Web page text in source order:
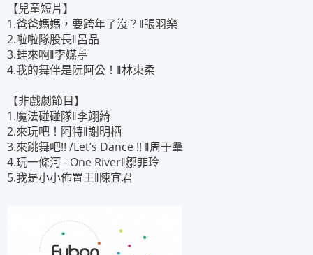
【兒童短片】
1.爸爸媽媽，要跨年了沒？‖張羽樂
2.啦啦隊股長‖呂品
3.蛙來啊‖李嬿葶
4.我的舞伴是阮阿公！‖林束柔
【非戲劇節目】
1.魔法碰碰隊‖李翊綺
2.來玩吧！阿特‖謝明栖
3.來跳舞吧!! /Let’s Dance !! ‖周于羣
4.玩一條河 - One River‖鄒菲玲
5.我是小小佈置王‖陳宜君